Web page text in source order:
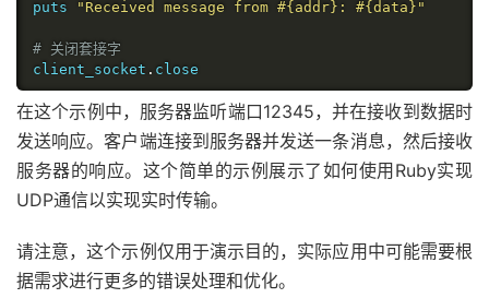
puts
"Received message from #{addr}: #{data}"
# 关闭套接字
client_socket . close
在这个示例中，服务器监听端口12345，并在接收到数据时
发送响应。客户端连接到服务器并发送一条消息，然后接收
服务器的响应。这个简单的示例展示了如何使用Ruby实现
UDP通信以实现实时传输。
请注意，这个示例仅用于演示目的，实际应用中可能需要根
据需求进行更多的错误处理和优化。